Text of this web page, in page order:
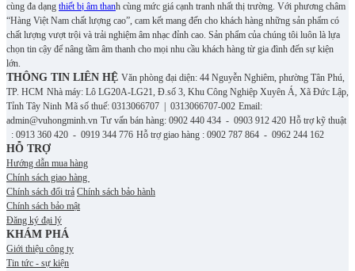
cùng đa dạng thiết bị âm thanh cùng mức giá cạnh tranh nhất thị trường. Với phương châm
“Hàng Việt Nam chất lượng cao”, cam kết mang đến cho khách hàng những sản phẩm có
chất lượng vượt trội và trải nghiệm âm nhạc đỉnh cao. Sản phẩm của chúng tôi luôn là lựa
chọn tin cậy để nâng tầm âm thanh cho mọi nhu cầu khách hàng từ gia đình đến sự kiện
lớn.
THÔNG TIN LIÊN HỆ Văn phòng đại diện: 44 Nguyễn Nghiêm, phường Tân Phú,
TP. HCM Nhà máy: Lô LG20A-LG21, Đ.số 3, Khu Công Nghiệp Xuyên Á, Xã Đức Lập,
Tỉnh Tây Ninh Mã số thuế: 0313066707 | 0313066707-002 Email:
admin@vuhongminh.vn Tư vấn bán hàng: 0902 440 434 - 0903 912 420 Hỗ trợ kỹ thuật
: 0913 360 420 - 0919 344 776 Hỗ trợ giao hàng : 0902 787 864 - 0962 244 162
HỖ TRỢ
Hướng dẫn mua hàng
Chính sách giao hàng
Chính sách đổi trả Chính sách bảo hành
Chính sách bảo mật
Đăng ký đại lý
KHÁM PHÁ
Giới thiệu công ty
Tin tức - sự kiện